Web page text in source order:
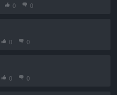
0 0
0 0
0 0